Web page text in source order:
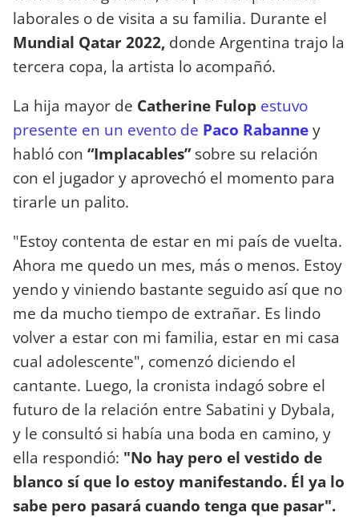
laborales o de visita a su familia. Durante el
Mundial Qatar 2022, donde Argentina trajo la
tercera copa, la artista lo acompañó.
La hija mayor de Catherine Fulop estuvo
presente en un evento de Paco Rabanney
habló con “Implacables”sobre su relación
con el jugador y aprovechó el momento para
tirarle un palito.
"Estoy contenta de estar en mi país de vuelta.
Ahora me quedo un mes, más o menos. Estoy
yendo y viniendo bastante seguido así que no
me da mucho tiempo de extrañar. Es lindo
volver a estar con mi familia, estar en mi casa
cual adolescente", comenzó diciendo el
cantante. Luego, la cronista indagó sobre el
futuro de la relación entre Sabatini y Dybala,
y le consultó si había una boda en camino, y
ella respondió: "No hay pero el vestido de
blanco sí que lo estoy manifestando. Él ya lo
sabe pero pasará cuando tenga que pasar".